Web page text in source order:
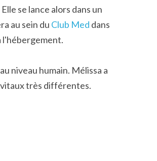
se lance alors dans un
au sein du Club Med dans
l'hébergement.
niveau humain. Mélissa a
très différentes.